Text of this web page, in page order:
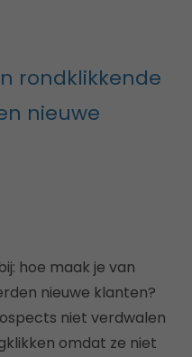
rondklikkende
nieuwe
hoe maak je van
nieuwe klanten?
niet verdwalen
omdat ze niet